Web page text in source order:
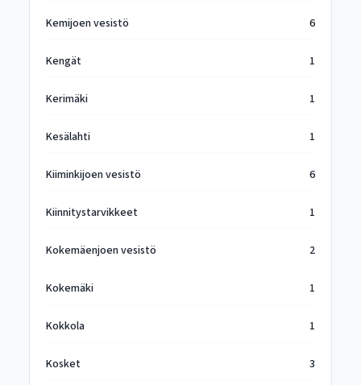
Kemijoen vesistö 6
Kengät 1
Kerimäki 1
Kesälahti 1
Kiiminkijoen vesistö 6
Kiinnitystarvikkeet 1
Kokemäenjoen vesistö 2
Kokemäki 1
Kokkola 1
Kosket 3